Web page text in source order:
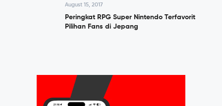
August 15, 2017
Peringkat RPG Super Nintendo Terfavorit
Pilihan Fans di Jepang